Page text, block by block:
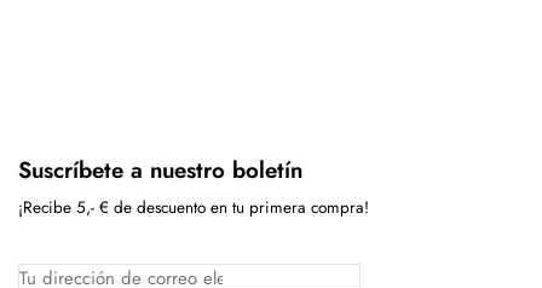
Suscríbete a nuestro boletín
¡Recibe 5,- € de descuento en tu primera compra!